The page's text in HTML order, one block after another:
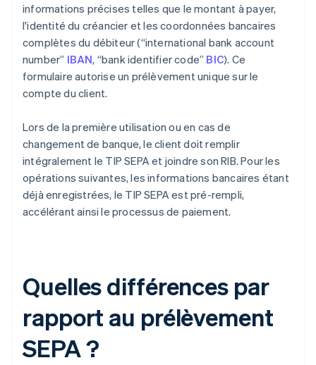
informations précises telles que le montant à payer,
l'identité du créancier et les coordonnées bancaires
complètes du débiteur (“international bank account
number” IBAN, “bank identifier code” BIC). Ce
formulaire autorise un prélèvement unique sur le
compte du client.
Lors de la première utilisation ou en cas de
changement de banque, le client doit remplir
intégralement le TIP SEPA et joindre son RIB. Pour les
opérations suivantes, les informations bancaires étant
déjà enregistrées, le TIP SEPA est pré-rempli,
accélérant ainsi le processus de paiement.
Quelles différences par
rapport au prélèvement
SEPA ?